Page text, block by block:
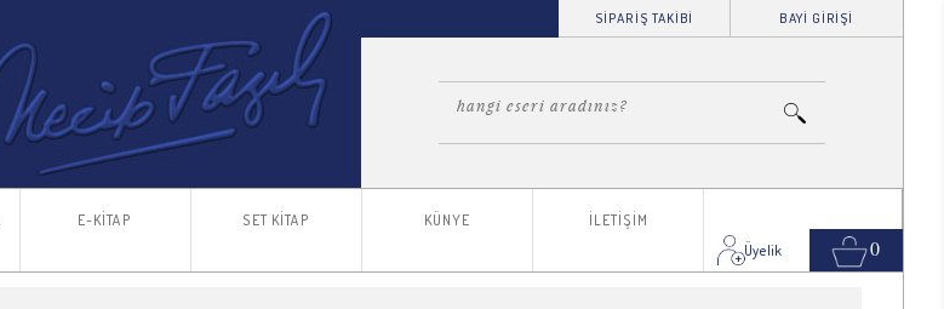
SİPARİŞ TAKİBİ BAYİ GİRİŞİ
E-KİTAP SET KİTAP KÜNYE İLETİŞİM
0